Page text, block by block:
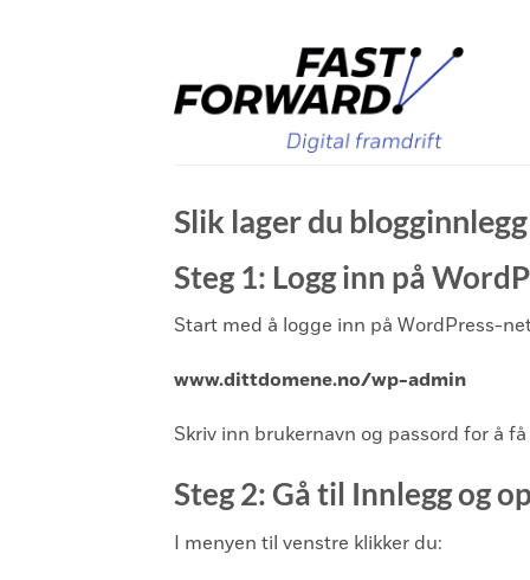
Slik lager du
Steg 1: Logg inn på
Start med å logge inn på WordPress-
www.dittdomene.no/wp-admin
Skriv inn brukernavn og passord for å
Steg 2: Gå til Innlegg og
I menyen til venstre klikker du: